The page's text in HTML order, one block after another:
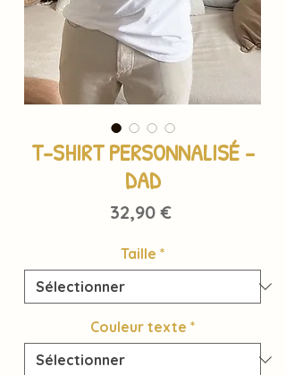
T-SHIRT PERSONNALISÉ -
DAD
32,90 €Prix
Taille *
Couleur texte *